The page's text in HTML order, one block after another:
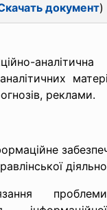
документ)
аналітична
реклами.